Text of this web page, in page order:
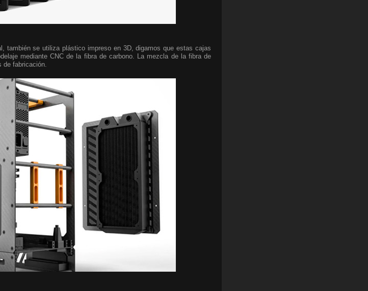
también se utiliza plástico impreso en 3D, digamos que estas cajas
mediante CNC de la fibra de carbono. La mezcla de la fibra de
fabricación.